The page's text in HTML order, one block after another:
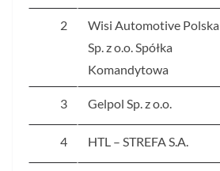
2
Wisi Automotive Polska
Sp. z o.o. Spółka
Komandytowa
3 Gelpol Sp. z o.o.
4 HTL – STREFA S.A.